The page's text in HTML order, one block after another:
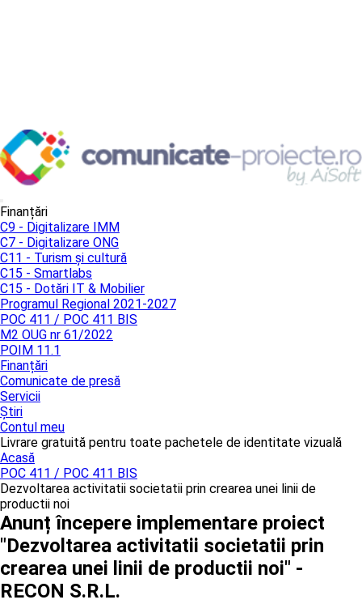
Finanțări
C9 - Digitalizare IMM
C7 - Digitalizare ONG
C11 - Turism și cultură
C15 - Smartlabs
C15 - Dotări IT & Mobilier
Programul Regional 2021-2027
POC 411 / POC 411 BIS
M2 OUG nr 61/2022
POIM 11.1
Finanțări
Comunicate de presă
Servicii
Știri
Contul meu
Livrare gratuită pentru toate pachetele de identitate vizuală
Acasă
POC 411 / POC 411 BIS
Dezvoltarea activitatii societatii prin crearea unei linii de
productii noi
Anunț începere implementare proiect
"Dezvoltarea activitatii societatii prin
crearea unei linii de productii noi" -
RECON S.R.L.